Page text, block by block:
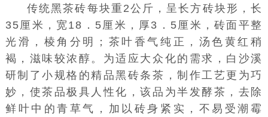
传统黑茶砖每块重2公斤，呈长方砖块形，长
35厘米，宽18．5厘米，厚3．5厘米，砖面平整
光滑，棱角分明；茶叶香气纯正，汤色黄红稍
褐，滋味较浓醇。为适应大众化的需求， 白沙溪
研制了小规格的精品黑砖条茶，制作工艺更为巧
妙，使茶品极具人性化，该品为半发酵茶 ，去除
鲜叶中的青草气，加以砖身紧实，不易受潮霉